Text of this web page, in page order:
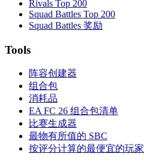
Rivals Top 200
Squad Battles Top 200
Squad Battles 奖励
Tools
阵容创建器
组合包
消耗品
EA FC 26 组合包清单
比赛生成器
最物有所值的 SBC
按评分计算的最便宜的玩家